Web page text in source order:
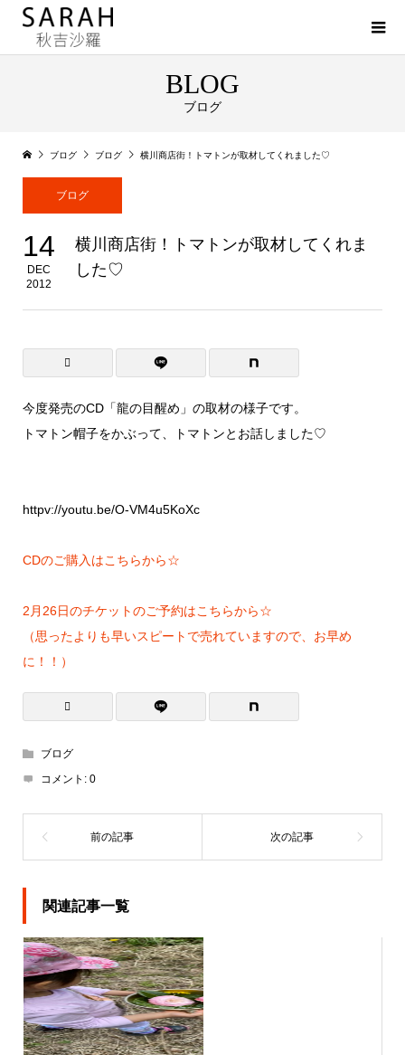
BLOG
ブログ
ブログ ブログ 横川商店街！トマトンが取材してくれました♡
ブログ
14
DEC
2012
横川商店街！トマトンが取材してくれま
した♡
今度発売のCD「龍の目醒め」の取材の様子です。
トマトン帽子をかぶって、トマトンとお話しました♡
httpv://youtu.be/O-VM4u5KoXc
CDのご購入はこちらから☆
2月26日のチケットのご予約はこちらから☆
（思ったよりも早いスピートで売れていますので、お早め
に！！）
ブログ
コメント: 0
関連記事一覧